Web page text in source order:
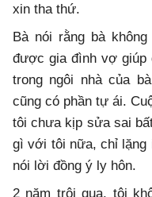
xin tha thứ.
Bà nói rằng bà
được gia đình vợ giúp
trong ngôi nhà của
cũng có phần tự ái.
tôi chưa kịp sửa sai
gì với tôi nữa, chỉ lặng
nói lời đồng ý ly hôn.
2 năm trôi qua, tôi